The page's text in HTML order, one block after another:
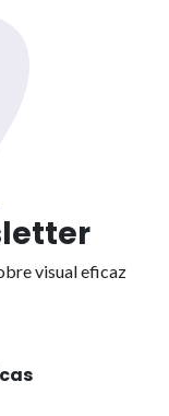
visual eficaz